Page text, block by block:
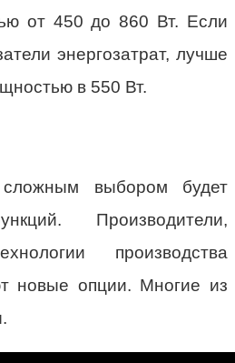
от 450 до 860 Вт. Если
энергозатрат, лучше
в 550 Вт.
выбором будет
Производители,
производства
новые опции. Многие из